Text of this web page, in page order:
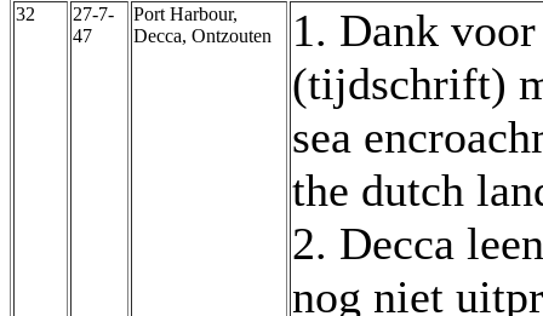
32
27-7-
47
Port Harbour,
Decca, Ontzouten
1. Dank
(tijdschrift)
sea
the dutch
2. Decca
nog niet